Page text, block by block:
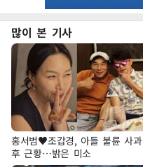
많이 본 기사
홍서범♥조갑경, 아들 불륜 사과
후 근황…밝은 미소